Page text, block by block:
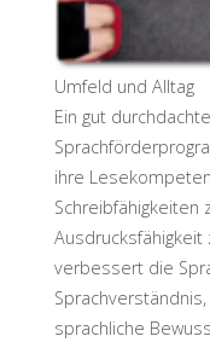
Umfeld und Alltag
Ein gut
ihre
Schreibfähigkeiten
Ausdrucksfähigkeit
verbessert die
sprachliche